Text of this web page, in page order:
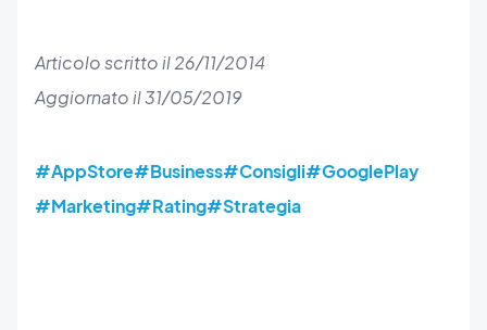
Articolo scritto il 26/11/2014
Aggiornato il 31/05/2019
#AppStore#Business#Consigli#GooglePlay
#Marketing#Rating#Strategia